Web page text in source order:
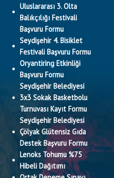
Uluslararası 3. Olta
Balıkçılığı Festivali
Başvuru Formu
Seydişehir 4. Bisiklet
Festivali Başvuru Formu
Oryantiring Etkinliği
Başvuru Formu
Seydişehir Belediyesi
3x3 Sokak Basketbolu
Turnuvası Kayıt Formu
Seydişehir Belediyesi
Çölyak Glütensiz Gıda
Destek Başvuru Formu
Lenoks Tohumu %75
Hibeli Dağıtımı